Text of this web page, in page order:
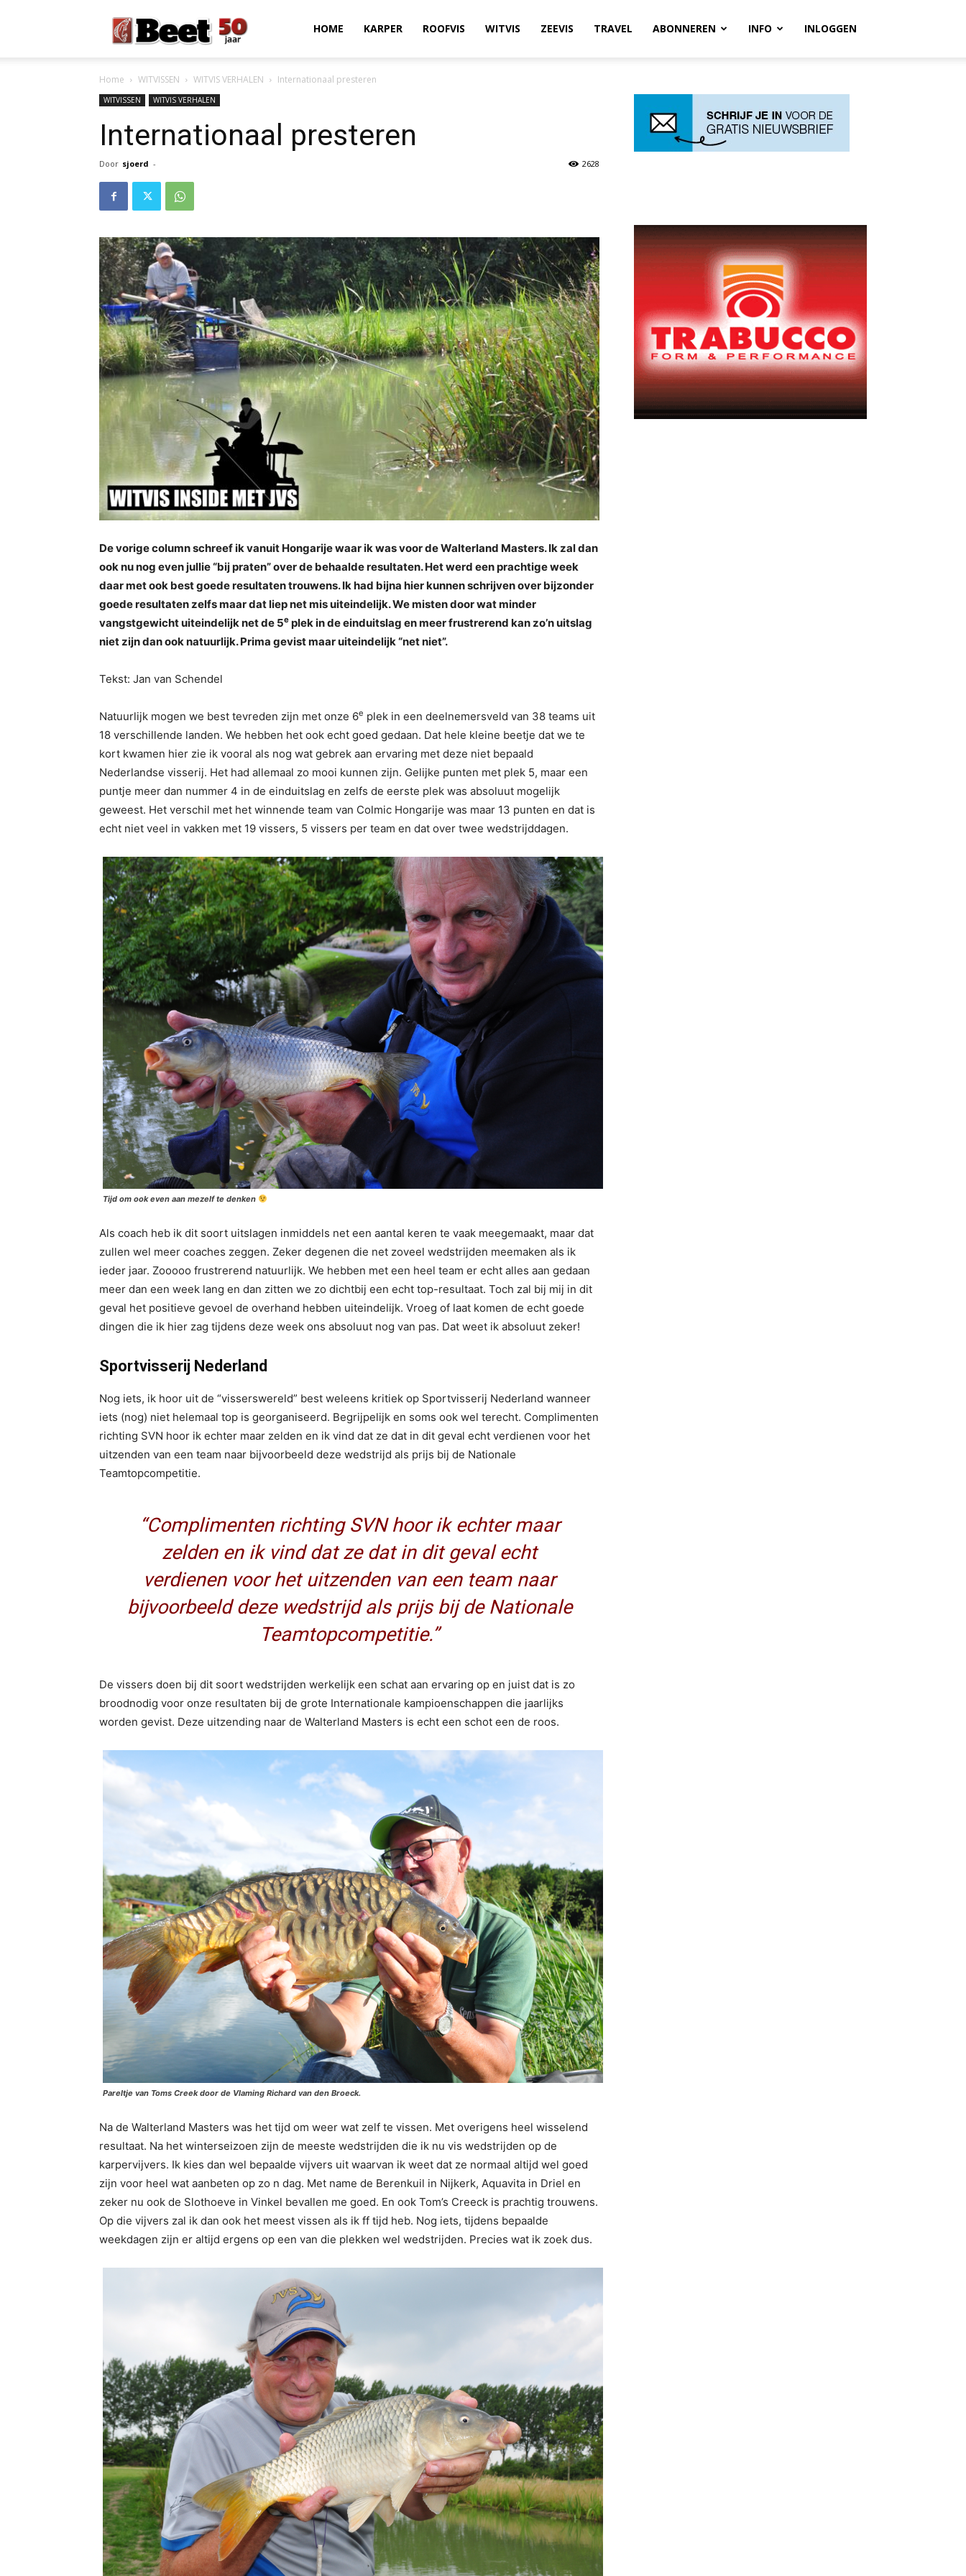
Magazine
HOME KARPER ROOFVIS WITVIS ZEEVIS TRAVEL ABONNEREN INFO INLOGGEN
Home WITVISSEN WITVIS VERHALEN Internationaal presteren
WITVISSEN WITVIS VERHALEN
Internationaal presteren
Door sjoerd - 2628
De vorige column schreef ik vanuit Hongarije waar ik was voor de Walterland Masters. Ik zal dan
ook nu nog even jullie “bij praten” over de behaalde resultaten. Het werd een prachtige week
daar met ook best goede resultaten trouwens. Ik had bijna hier kunnen schrijven over bijzonder
goede resultaten zelfs maar dat liep net mis uiteindelijk. We misten door wat minder
vangstgewicht uiteindelijk net de 5e plek in de einduitslag en meer frustrerend kan zo’n uitslag
niet zijn dan ook natuurlijk. Prima gevist maar uiteindelijk “net niet”.
Tekst: Jan van Schendel
Natuurlijk mogen we best tevreden zijn met onze 6e plek in een deelnemersveld van 38 teams uit
18 verschillende landen. We hebben het ook echt goed gedaan. Dat hele kleine beetje dat we te
kort kwamen hier zie ik vooral als nog wat gebrek aan ervaring met deze niet bepaald
Nederlandse visserij. Het had allemaal zo mooi kunnen zijn. Gelijke punten met plek 5, maar een
puntje meer dan nummer 4 in de einduitslag en zelfs de eerste plek was absoluut mogelijk
geweest. Het verschil met het winnende team van Colmic Hongarije was maar 13 punten en dat is
echt niet veel in vakken met 19 vissers, 5 vissers per team en dat over twee wedstrijddagen.
Tijd om ook even aan mezelf te denken
Als coach heb ik dit soort uitslagen inmiddels net een aantal keren te vaak meegemaakt, maar dat
zullen wel meer coaches zeggen. Zeker degenen die net zoveel wedstrijden meemaken als ik
ieder jaar. Zooooo frustrerend natuurlijk. We hebben met een heel team er echt alles aan gedaan
meer dan een week lang en dan zitten we zo dichtbij een echt top-resultaat. Toch zal bij mij in dit
geval het positieve gevoel de overhand hebben uiteindelijk. Vroeg of laat komen de echt goede
dingen die ik hier zag tijdens deze week ons absoluut nog van pas. Dat weet ik absoluut zeker!
Sportvisserij Nederland
Nog iets, ik hoor uit de “visserswereld” best weleens kritiek op Sportvisserij Nederland wanneer
iets (nog) niet helemaal top is georganiseerd. Begrijpelijk en soms ook wel terecht. Complimenten
richting SVN hoor ik echter maar zelden en ik vind dat ze dat in dit geval echt verdienen voor het
uitzenden van een team naar bijvoorbeeld deze wedstrijd als prijs bij de Nationale
Teamtopcompetitie.
“Complimenten richting SVN hoor ik echter maar
zelden en ik vind dat ze dat in dit geval echt
verdienen voor het uitzenden van een team naar
bijvoorbeeld deze wedstrijd als prijs bij de Nationale
Teamtopcompetitie.”
De vissers doen bij dit soort wedstrijden werkelijk een schat aan ervaring op en juist dat is zo
broodnodig voor onze resultaten bij de grote Internationale kampioenschappen die jaarlijks
worden gevist. Deze uitzending naar de Walterland Masters is echt een schot een de roos.
Pareltje van Toms Creek door de Vlaming Richard van den Broeck.
Na de Walterland Masters was het tijd om weer wat zelf te vissen. Met overigens heel wisselend
resultaat. Na het winterseizoen zijn de meeste wedstrijden die ik nu vis wedstrijden op de
karpervijvers. Ik kies dan wel bepaalde vijvers uit waarvan ik weet dat ze normaal altijd wel goed
zijn voor heel wat aanbeten op zo n dag. Met name de Berenkuil in Nijkerk, Aquavita in Driel en
zeker nu ook de Slothoeve in Vinkel bevallen me goed. En ook Tom’s Creeck is prachtig trouwens.
Op die vijvers zal ik dan ook het meest vissen als ik ff tijd heb. Nog iets, tijdens bepaalde
weekdagen zijn er altijd ergens op een van die plekken wel wedstrijden. Precies wat ik zoek dus.